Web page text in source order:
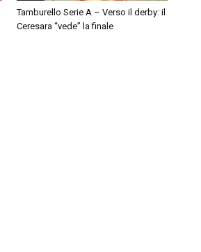
Tamburello Serie A – Verso il derby: il
Ceresara “vede” la finale